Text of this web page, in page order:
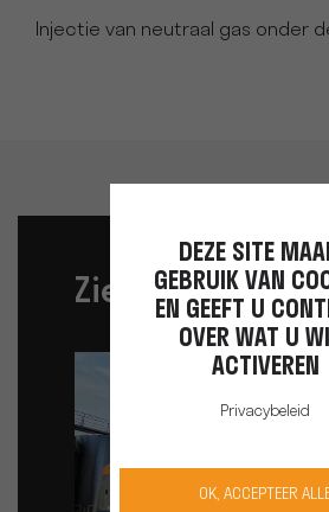
Injectie van neutraal gas onder
Zie ook
DEZE SITE
GEBRUIK VAN
EN GEEFT U
OVER WAT U
ACTIVEREN
Privacybeleid
OK, ACCEPTEER